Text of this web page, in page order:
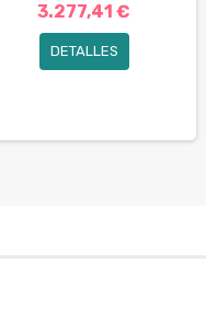
3.277,41 €
DETALLES